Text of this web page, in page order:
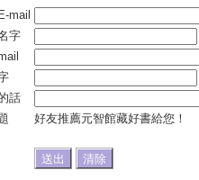
mail
字
話
好友推薦元智館藏好書給您！